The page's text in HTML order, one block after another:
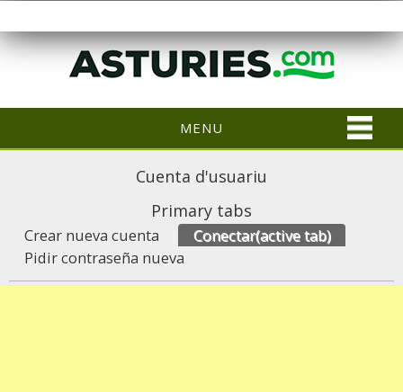
MENU
Cuenta d'usuariu
Primary tabs
Crear nueva cuenta Conectar(active tab)
Pidir contraseña nueva